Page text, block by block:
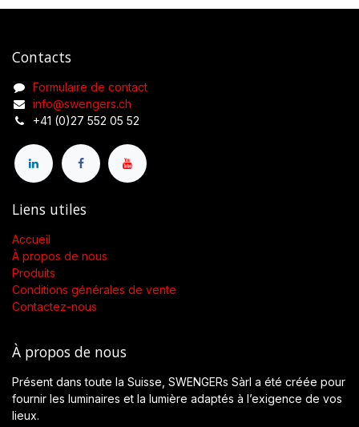
Contacts
Formulaire de contact
info@swengers.ch
+41 (0)27 552 05 52
Liens utiles
Accueil
À propos de nous
Produits
Conditions générales de vente
Contactez-nous
À propos de nous
Présent dans toute la Suisse, SWENGERs Sàrl a été créée pour
fournir les luminaires et la lumière adaptés à l’exigence de vos
lieux.